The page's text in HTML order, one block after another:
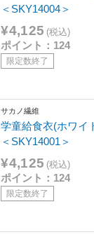
＜SKY14004＞
¥4,125 (税込)
ポイント：124
限定数終了
サカノ繊維
学童給食衣(ホワイ
＜SKY14001＞
¥4,125 (税込)
ポイント：124
限定数終了